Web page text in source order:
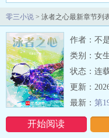
零三小说 > 泳者之心最新章节列
作者：不
类别：女
状态：连
开始阅读
更新：
最新： 第